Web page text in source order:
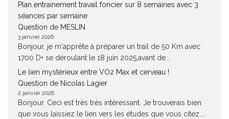
Plan entrainement travail foncier sur 8 semaines avec 3
séances par semaine
Question de MESLIN
3 janvier 2026
Bonjour, je m'apprête à préparer un trail de 50 Km avec
1700 D+ se déroulant le 18 juin 2025,avant de...
Le lien mystérieux entre VO2 Max et cerveau !
Question de Nicolas Lagier
2 janvier 2026
Bonjour. Ceci est très très intéressant. Je trouverais bien
que vous laissiez le lien vers les études que vous citez....